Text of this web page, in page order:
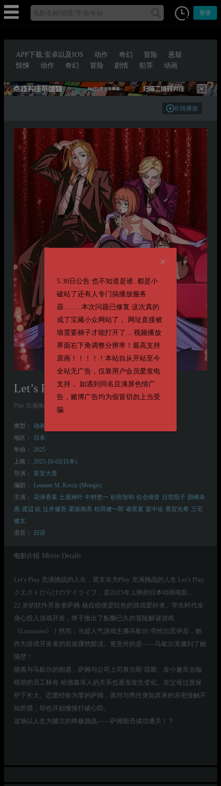
登录
5.30日公告 也不知道是谁..都是小
破站了还有人专门搞播放服务
器.........本次问题已修复 这次真的
成了宝藏小众网站了， 网址直接被
墙需要梯子才能打开了... 视频播放
界面右下角调整分辨率！最高支持
原画！！！！！本站自从开站至今
全站无广告，仅靠用户会员爱发电
支持， 如遇到同名且满屏色情广
告，赌博广告均为假冒切勿上当受
骗
APP下载:安卓以及IOS 动作 奇幻 冒险
悬疑
惊悚
动作 奇幻 冒险 剧情 犯罪 动画
在线播放
Let’s Play 充满挑战的人生
Play 充满挑战的人生 Let’s Play クエストだらけのマイライフ
类型： 动画
地区：
日本
年份：
2025
上映：
2025-10-02(日本)
导演：
富安大贵
编剧：
Leeanne M. Krecic (Mongie)
主演：
花泽香菜 土屋神叶 中村悠一 杉田智和 佐仓绫音 日笠阳子 园崎未
惠 渡辺 紘 辻井健吾 栗坂南美 松田健一郎 诸星堇 畠中祐 斋贺光希 三宅
健太
语言：
日语
电影介绍 Movie Details
Let’s Play 充满挑战的人生，英文名为Play 充满挑战的人生 Let’s Play
クエストだらけのマイライフ，是2025年上映的日本动画电影。
22 岁的软件开发者萨姆·杨自幼便是狂热的游戏爱好者。学生时代全
身心投入游戏开发，终于推出了酝酿已久的冒险解谜游戏
《Luminate》！然而，当超人气游戏主播马歇尔·劳给出恶评后，她
作为游戏开发者的前途骤然黯淡。更意外的是——马歇尔竟搬到了她
隔壁！
随着与马歇尔的相遇，萨姆与公司上司查尔斯·琼斯、发小兼常去咖
啡馆的员工林肯·哈德森等人的关系也逐渐发生变化。在父母过度保
护下长大、恋爱经验为零的萨姆，面对与男性突如其来的亲密接触不
知所措，却也开始慢慢打破心防。
这场以人生为赌注的终极挑战——萨姆能否成功通关！？